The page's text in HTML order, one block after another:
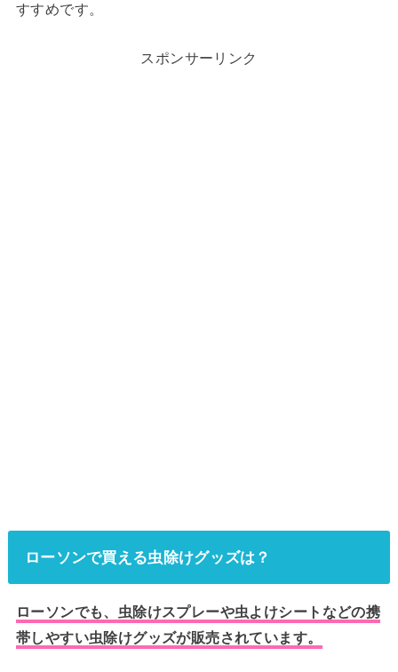
すすめです。
スポンサーリンク
ローソンで買える虫除けグッズは？
ローソンでも、虫除けスプレーや虫よけシートなどの携
帯しやすい虫除けグッズが販売されています。